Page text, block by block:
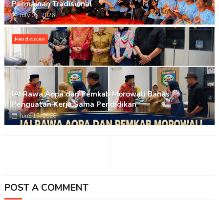
Permainan Tradisional
July 05, 2026
Pendidikan
IAI Rawa Aopa dan Pemkab Morowali Bahas
Penguatan Kerja Sama Pendidikan
June 15, 2026
POST A COMMENT